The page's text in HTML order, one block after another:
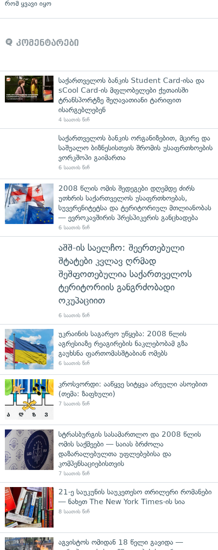
რომ ყვავი იყო
კომენტარები
საქართველოს ბანკის Student Card-ისა და
sCool Card-ის მფლობელები ქუთაისში
ტრანსპორტზე შეღავათიანი ტარიფით
ისარგებლებენ
4 საათის წინ
საქართველოს ბანკის ორგანიზებით, მცირე და
საშუალო ბიზნესისთვის შრომის უსაფრთხოების
ვორკშოპი გაიმართა
6 საათის წინ
2008 წლის ომის შედეგები დღემდე ძირს
უთხრის საქართველოს უსაფრთხოებას,
სუვერენიტეტსა და ტერიტორიულ მთლიანობას
— ევროკავშირის პრესპიკერის განცხადება
6 საათის წინ
აშშ-ის საელჩო: შეერთებული
შტატები კვლავ ღრმად
შეშფოთებულია საქართველოს
ტერიტორიის განგრძობადი
ოკუპაციით
6 საათის წინ
უკრაინის საგარეო უწყება: 2008 წლის
აგრესიაზე რეაგირების ნაკლებობამ გზა
გაუხსნა ფართომასშტაბიან ომებს
6 საათის წინ
კროსვორდი: ააწყვე სიტყვა არეული ასოებით
(თემა: ზაფხული)
7 საათის წინ
სტრასბურგის სასამართლო და 2008 წლის
ომის საქმეები — საიას ბრძოლა
დაზარალებულთა უფლებებისა და
კომპენსაციებისთვის
7 საათის წინ
21-ე საუკუნის საუკეთესო თრილერი რომანები
— ნახეთ The New York Times-ის სია
8 საათის წინ
აგვისტოს ომიდან 18 წელი გავიდა —